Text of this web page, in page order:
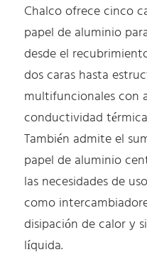
Chalco ofrece cinco
papel de aluminio
desde el
dos caras hasta
multifuncionales con
conductividad
También admite el
papel de aluminio
las necesidades de
como
disipación de calor y
líquida.